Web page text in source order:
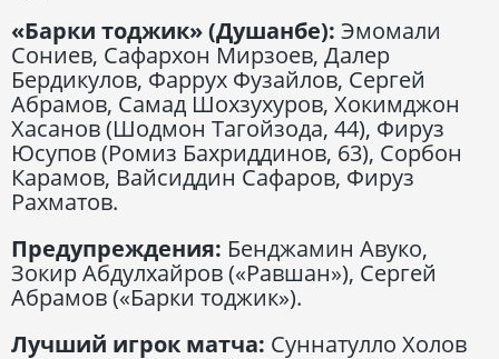
«Барки тоджик» (Душанбе): Эмомали
Сониев, Сафархон Мирзоев, Далер
Бердикулов, Фаррух Фузайлов, Сергей
Абрамов, Самад Шохзухуров, Хокимджон
Хасанов (Шодмон Тагойзода, 44), Фируз
Юсупов (Ромиз Бахриддинов, 63), Сорбон
Карамов, Вайсиддин Сафаров, Фируз
Рахматов.
Предупреждения: Бенджамин Авуко,
Зокир Абдулхайров («Равшан»), Сергей
Абрамов («Барки тоджик»).
Лучший игрок матча: Суннатулло Холов